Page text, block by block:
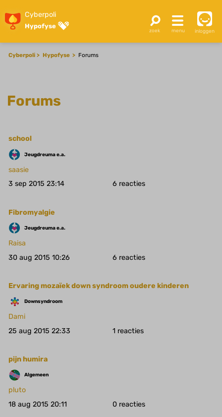
Cyberpoli
Hypofyse
inloggen
Cyberpoli Hypofyse Forums
Forums
Jeugdreuma e.a.
school
saasie
3 sep 2015 23:14
6
Jeugdreuma e.a.
Fibromyalgie
Raisa
30 aug 2015 10:26
6
Downsyndroom
Ervaring mozaïek down syndroom oudere kinderen
Dami
25 aug 2015 22:33
1
Algemeen
pijn humira
pluto
18 aug 2015 20:11
0